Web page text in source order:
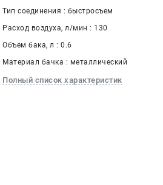
Тип соединения : быстросъем
Расход воздуха, л/мин : 130
Объем бака, л : 0.6
Материал бачка : металлический
Полный список характеристик